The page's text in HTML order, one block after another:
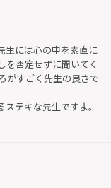
生には心の中を素直に
を否定せずに聞いてく
がすごく先生の良さで
テキな先生ですよ。